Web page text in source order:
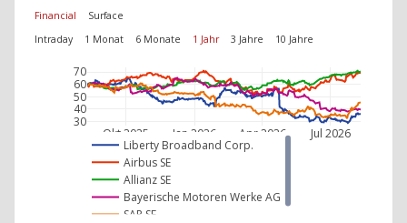
Financial
Surface
Intraday
1 Monat 6 Monate 1 Jahr 3 Jahre 10 Jahre
Okt 2025 Jan 2026 Apr 2026 Jul 2026
30
40
50
60
70
Liberty Broadband Corp.
Airbus SE
Allianz SE
Bayerische Motoren Werke AG
SAP SE